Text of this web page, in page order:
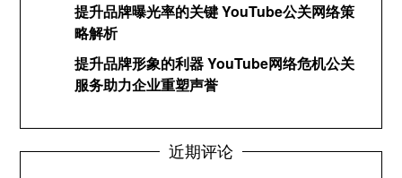
提升品牌曝光率的关键 YouTube公关网络策
略解析
提升品牌形象的利器 YouTube网络危机公关
服务助力企业重塑声誉
近期评论